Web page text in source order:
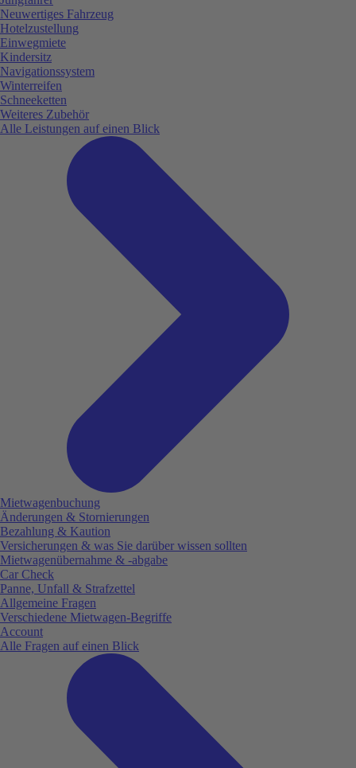
Neuwertiges Fahrzeug
Hotelzustellung
Einwegmiete
Kindersitz
Navigationssystem
Winterreifen
Schneeketten
Weiteres Zubehör
Alle Leistungen auf einen Blick
Mietwagenbuchung
Änderungen & Stornierungen
Bezahlung & Kaution
Versicherungen & was Sie darüber wissen sollten
Mietwagenübernahme & -abgabe
Car Check
Panne, Unfall & Strafzettel
Allgemeine Fragen
Verschiedene Mietwagen-Begriffe
Account
Alle Fragen auf einen Blick